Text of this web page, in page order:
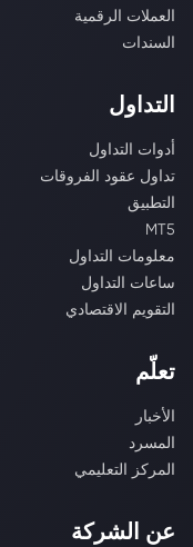
العملات الرقمية
السندات
التداول
أدوات التداول
تداول عقود الفروقات
التطبيق
MT5
معلومات التداول
ساعات التداول
التقويم الاقتصادي
تعلّم
الأخبار
المسرد
المركز التعليمي
عن الشركة